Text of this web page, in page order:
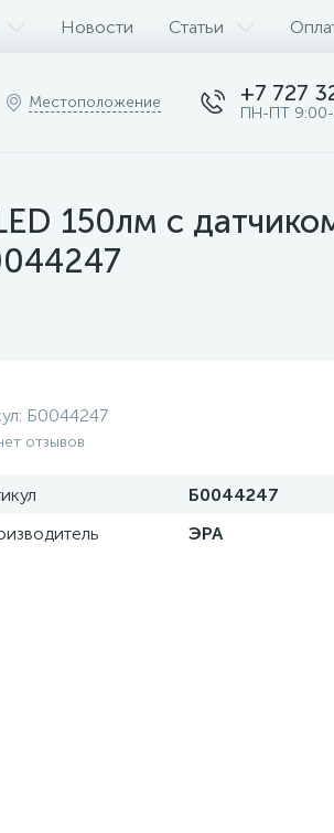
Новости Статьи
Местоположение +7 727
ПН-ПТ 9:00-
150лм с
Б0044247
отзывов
Б0044247
ЭРА